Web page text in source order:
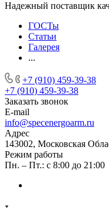
Надежный поставщик
ГОСТы
Статьи
Галерея
...
+7 (910) 459-39-38
+7 (910) 459-39-38
Заказать звонок
E-mail
info@specenergoarm.ru
Адрес
143002, Московская
Режим работы
Пн. – Пт.: с 8:00 до 21:00